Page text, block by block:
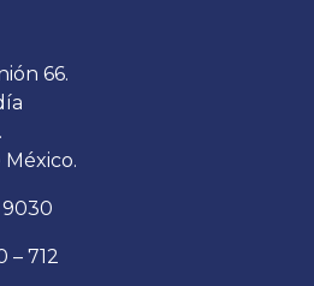
66.
México.
9030
– 712